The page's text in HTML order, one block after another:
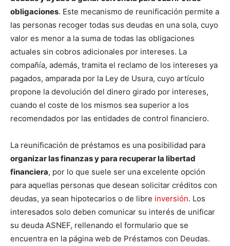
obligaciones. Este mecanismo de reunificación permite a
las personas recoger todas sus deudas en una sola, cuyo
valor es menor a la suma de todas las obligaciones
actuales sin cobros adicionales por intereses. La
compañía, además, tramita el reclamo de los intereses ya
pagados, amparada por la Ley de Usura, cuyo artículo
propone la devolución del dinero girado por intereses,
cuando el coste de los mismos sea superior a los
recomendados por las entidades de control financiero.
La reunificación de préstamos es una posibilidad para
organizar las finanzas y para recuperar la libertad
financiera, por lo que suele ser una excelente opción
para aquellas personas que desean solicitar créditos con
deudas, ya sean hipotecarios o de libre inversión. Los
interesados solo deben comunicar su interés de unificar
su deuda ASNEF, rellenando el formulario que se
encuentra en la página web de Préstamos con Deudas.